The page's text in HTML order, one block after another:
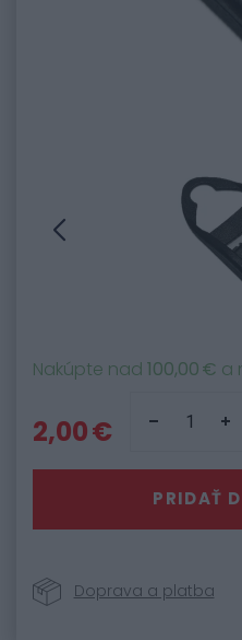
Nakúpte nad 100,00 € a
2,00 €
PRIDAŤ
Doprava a platba